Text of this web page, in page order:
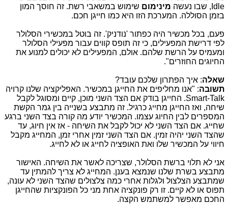
Idle , שבו נעשה מינימום שימוש במשאבי רשת. זה חוסך המון
בזמן הסוללה. המערכת הזו היא כמו חייגן חכם.
פעם, בכל מכשיר היה כפתור 'נודניק'. זה בוטל במכשירי הסלולר
לפי דרישת המפעילים, כי זה תופס קווים עבור מפעילי הסלולר
ומעמיס על הרשת שלהם. אולם, המפעילים לא יכולים למנוע את
החיוגים החוזרים".
שאלה: איך הפתרון שלכם עובד?
תשובה: "אנו מחליפים את החייגן במכשיר. האפליקציה שלנו קרויה
Smart-Talk. החייגן בודק אם הצד השני מוכן, קיים ומסוגל לקבל
שיחה, ואז החייגן מחייג כרגיל. זה מתבצע בשנייה בין גמר הקשת
המספרים לבין החיוג עצמו. המכשיר יודע מה קורה בצד השני ברגע
שחייג. אם הצד השני לא יכול לקבל את השיחה - אז אין חיוג, עד
שהצד השני יהיה זמין. אם הצד השני זמין אחרי זמן, המחייג מקבל
חיווי על המכשיר שלו ואת האופציה לחייג או לא לחייג.
אני לא תלוי ברשת הסלולר, שצריכה לאשר את השיחה. האישור
מתבצע בשרת שלנו שנמצא בענן. המחייג לא צריך להמתין עד
שמתבצע הצלצול ולגלות אחרי כמה צלצולים שהצד השני לא עונה,
תפוס או לא קיים. זו רק פונקציה אחת מני כל הפונקציות שהחייגן
החכם מאפשר למשתמש הקצה.